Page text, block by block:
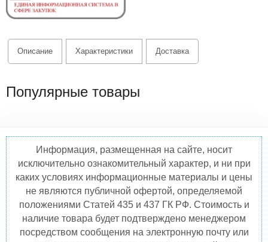
Описание Характеристики Доставка
Популярные товары
Информация, размещенная на сайте, носит
исключительно ознакомительный характер, и ни при
каких условиях информационные материалы и цены
не являются публичной офертой, определяемой
положениями Статей 435 и 437 ГК РФ. Стоимость и
наличие товара будет подтверждено менеджером
посредством сообщения на электронную почту или